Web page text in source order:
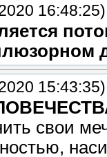
16:48:25)
15:43:35)
свои